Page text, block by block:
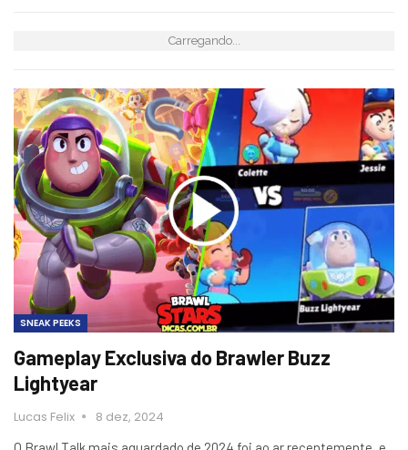
Carregando...
SNEAK PEEKS
Gameplay Exclusiva do Brawler Buzz
Lightyear
Lucas Felix 8 dez, 2024